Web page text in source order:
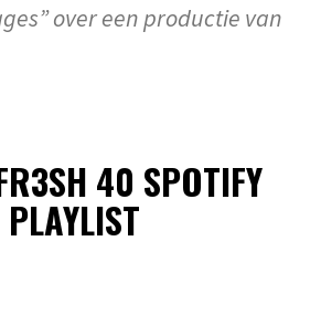
over een productie van
40 SPOTIFY
PLAYLIST